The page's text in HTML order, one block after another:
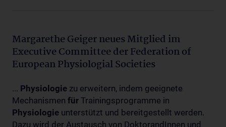
Margarethe Geiger neues Mitglied im
Executive Committee der Federation of
European Physiologial Societies
... Physiologie zu erweitern, indem geeignete
Mechanismen für Trainingsprogramme in
Physiologie unterstützt und bereitgestellt werden.
Dazu wird der Austausch von DoktorandInnen und